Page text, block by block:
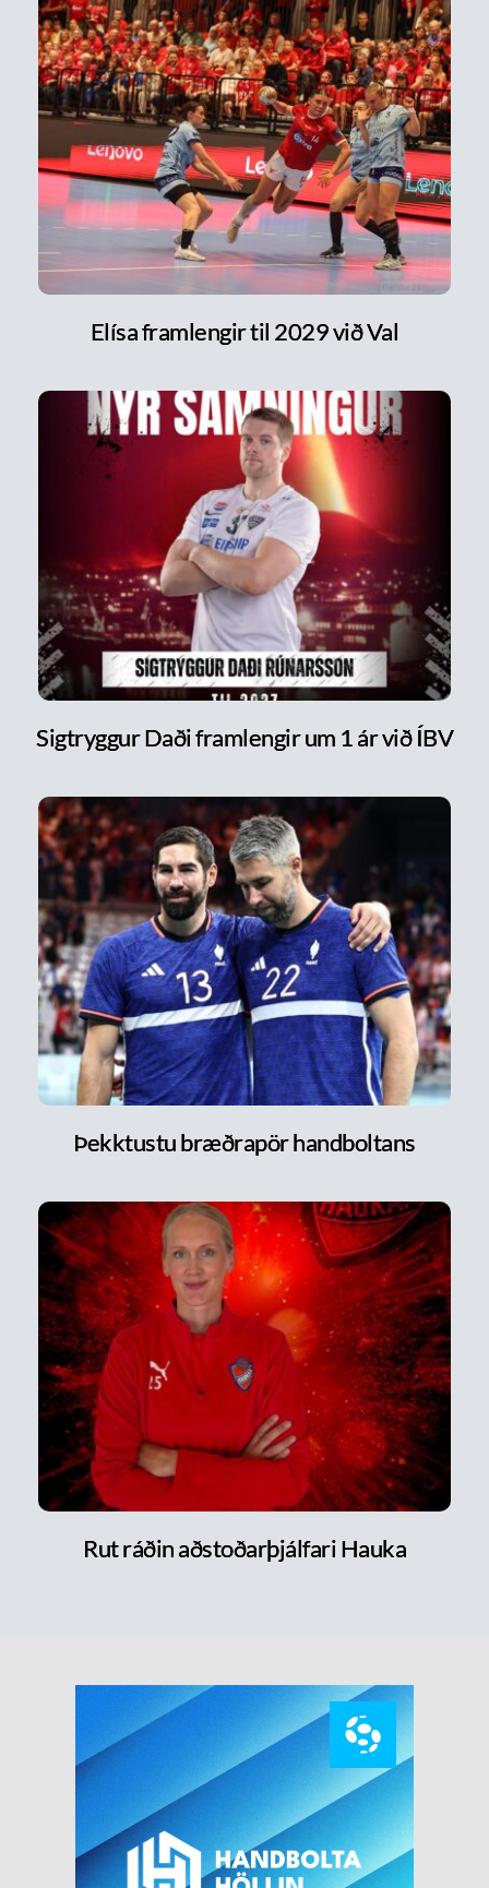
Elísa framlengir til 2029 við Val
Sigtryggur Daði framlengir um 1 ár við ÍBV
Þekktustu bræðrapör handboltans
Rut ráðin aðstoðarþjálfari Hauka